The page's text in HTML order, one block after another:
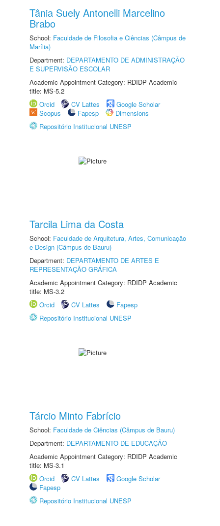
Tânia Suely Antonelli Marcelino
Brabo
School: Faculdade de Filosofia e Ciências (Câmpus de
Marília)
Department: DEPARTAMENTO DE ADMINISTRAÇÃO
E SUPERVISÃO ESCOLAR
Academic Appointment Category: RDIDP Academic
title: MS-5.2
Orcid
CV Lattes
Google Scholar
Scopus
Fapesp
Dimensions
Repositório Institucional UNESP
Tarcila Lima da Costa
School: Faculdade de Arquitetura, Artes, Comunicação
e Design (Câmpus de Bauru)
Department: DEPARTAMENTO DE ARTES E
REPRESENTAÇÃO GRÁFICA
Academic Appointment Category: RDIDP Academic
title: MS-3.2
Orcid
CV Lattes
Fapesp
Repositório Institucional UNESP
Tárcio Minto Fabrício
School: Faculdade de Ciências (Câmpus de Bauru)
Department: DEPARTAMENTO DE EDUCAÇÃO
Academic Appointment Category: RDIDP Academic
title: MS-3.1
Orcid
CV Lattes
Google Scholar
Fapesp
Repositório Institucional UNESP